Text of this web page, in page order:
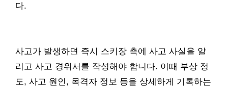
다.
사고가 발생하면 즉시 스키장 측에 사고 사실을 알
리고 사고 경위서를 작성해야 합니다. 이때 부상 정
도, 사고 원인, 목격자 정보 등을 상세하게 기록하는